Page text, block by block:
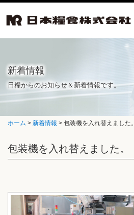
新着情報
日糧からのお知らせ＆新着情報です。
ホーム > 新着情報 > 包装機を入れ替えました。
包装機を入れ替えました。